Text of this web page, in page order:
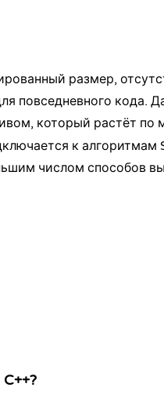
размер,
повседневного кода.
который растёт по
к алгоритмам
числом способов